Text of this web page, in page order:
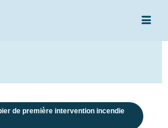
de première intervention incendie